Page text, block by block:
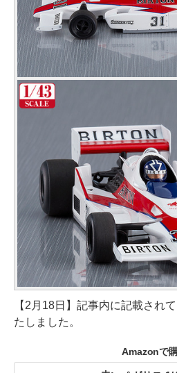
【2月18日】記事内に記載され
たしました。
Amazonで